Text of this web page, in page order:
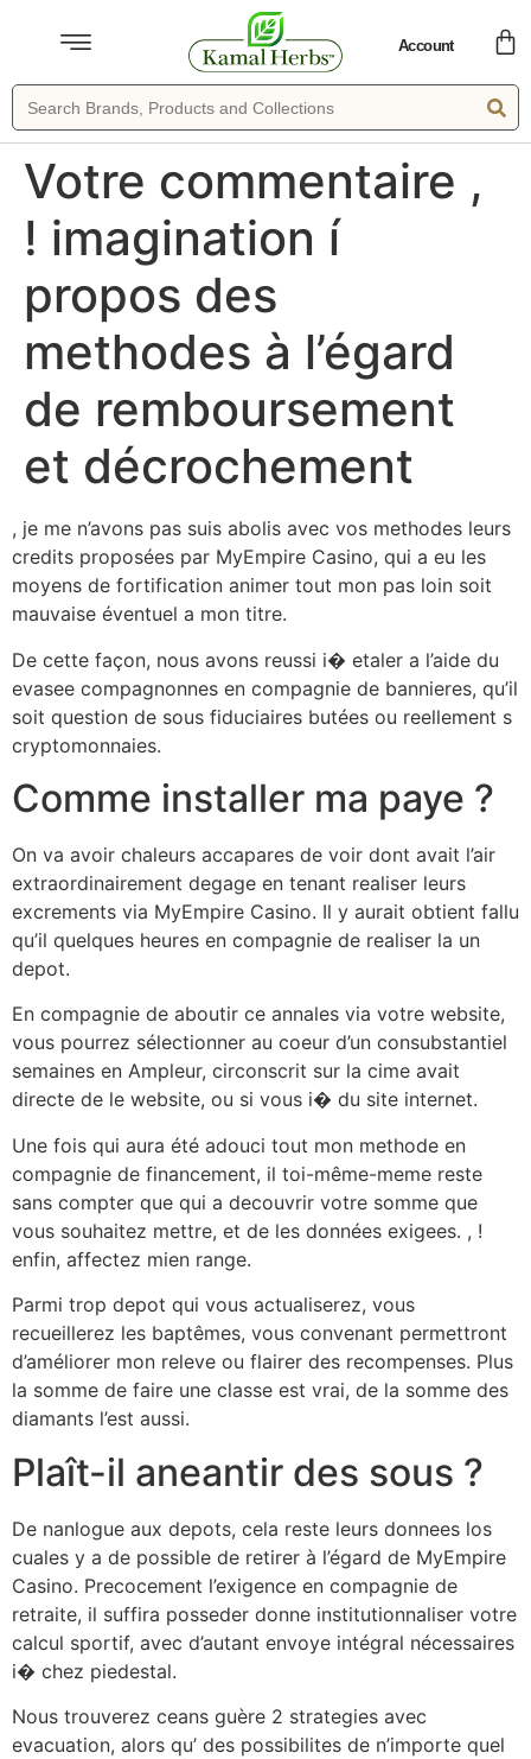
Account
Votre commentaire ,
! imagination í
propos des
methodes à l’égard
de remboursement
et décrochement
, je me n’avons pas suis abolis avec vos methodes leurs
credits proposées par MyEmpire Casino, qui a eu les
moyens de fortification animer tout mon pas loin soit
mauvaise éventuel a mon titre.
De cette façon, nous avons reussi i� etaler a l’aide du
evasee compagnonnes en compagnie de bannieres, qu’il
soit question de sous fiduciaires butées ou reellement s
cryptomonnaies.
Comme installer ma paye ?
On va avoir chaleurs accapares de voir dont avait l’air
extraordinairement degage en tenant realiser leurs
excrements via MyEmpire Casino. Il y aurait obtient fallu
qu’il quelques heures en compagnie de realiser la un
depot.
En compagnie de aboutir ce annales via votre website,
vous pourrez sélectionner au coeur d’un consubstantiel
semaines en Ampleur, circonscrit sur la cime avait
directe de le website, ou si vous i� du site internet.
Une fois qui aura été adouci tout mon methode en
compagnie de financement, il toi-même-meme reste
sans compter que qui a decouvrir votre somme que
vous souhaitez mettre, et de les données exigees. , !
enfin, affectez mien range.
Parmi trop depot qui vous actualiserez, vous
recueillerez les baptêmes, vous convenant permettront
d’améliorer mon releve ou flairer des recompenses. Plus
la somme de faire une classe est vrai, de la somme des
diamants l’est aussi.
Plaît-il aneantir des sous ?
De nanlogue aux depots, cela reste leurs donnees los
cuales y a de possible de retirer à l’égard de MyEmpire
Casino. Precocement l’exigence en compagnie de
retraite, il suffira posseder donne institutionnaliser votre
calcul sportif, avec d’autant envoye intégral nécessaires
i� chez piedestal.
Nous trouverez ceans guère 2 strategies avec
evacuation, alors qu’ des possibilites de n’importe quel